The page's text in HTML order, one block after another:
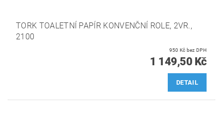
TORK TOALETNÍ PAPÍR KONVENČNÍ ROLE, 2VR.,
2100
950 Kč bez DPH
1 149,50 Kč
DETAIL